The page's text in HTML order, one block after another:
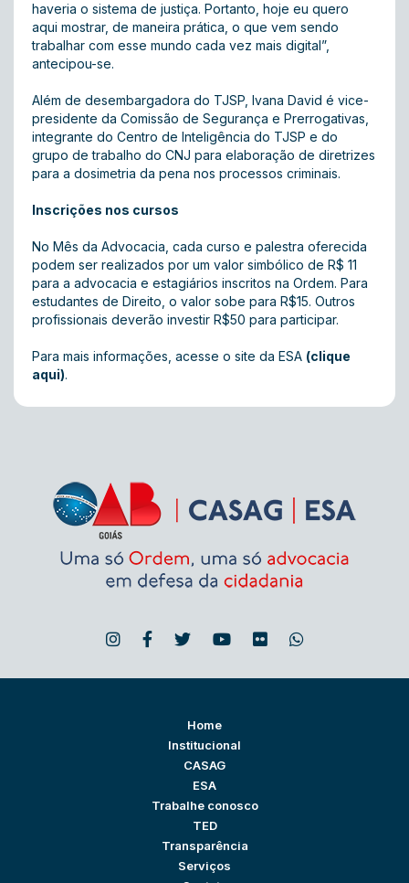
haveria o sistema de justiça. Portanto, hoje eu quero
aqui mostrar, de maneira prática, o que vem sendo
trabalhar com esse mundo cada vez mais digital”,
antecipou-se.
Além de desembargadora do TJSP, Ivana David é vice-
presidente da Comissão de Segurança e Prerrogativas,
integrante do Centro de Inteligência do TJSP e do
grupo de trabalho do CNJ para elaboração de diretrizes
para a dosimetria da pena nos processos criminais.
Inscrições nos cursos
No Mês da Advocacia, cada curso e palestra oferecida
podem ser realizados por um valor simbólico de R$ 11
para a advocacia e estagiários inscritos na Ordem. Para
estudantes de Direito, o valor sobe para R$15. Outros
profissionais deverão investir R$50 para participar.
Para mais informações, acesse o site da ESA (clique
aqui).
Home
Institucional
CASAG
ESA
Trabalhe conosco
TED
Transparência
Serviços